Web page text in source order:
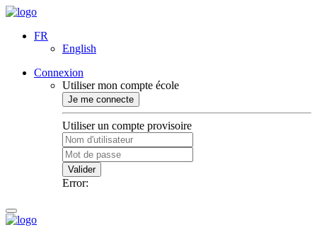
FR
English
Connexion
Utiliser mon compte école
Je me connecte
Utiliser un compte provisoire
Valider
Error: